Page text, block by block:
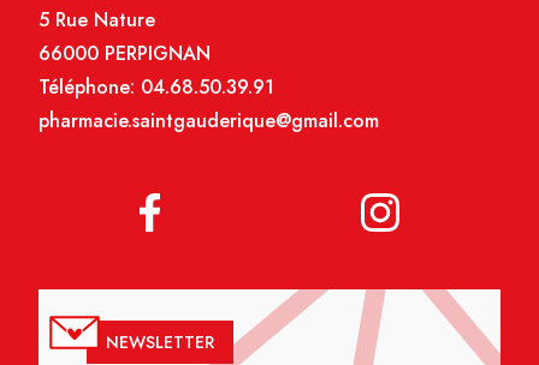
5 Rue Nature
66000 PERPIGNAN
Téléphone: 04.68.50.39.91
pharmacie.saintgauderique@gmail.com
NEWSLETTER